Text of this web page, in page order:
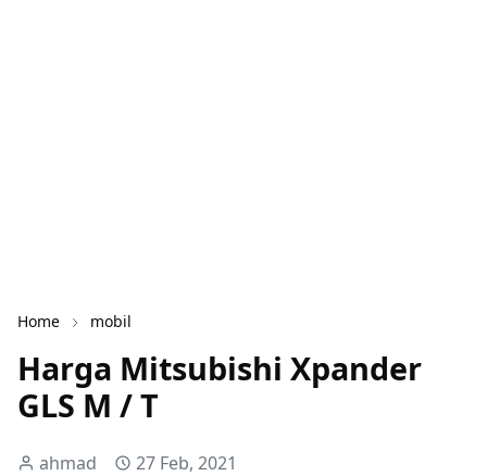
Home mobil
Harga Mitsubishi Xpander
GLS M / T
ahmad 27 Feb, 2021